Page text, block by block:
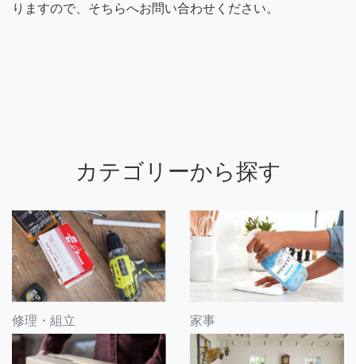
りますので、そちらへお問い合わせください。
カテゴリーから探す
修理・組立 家事